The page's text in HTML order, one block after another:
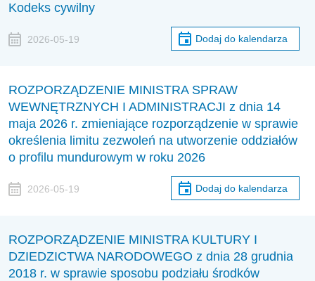
Kodeks cywilny
2026-05-19 Dodaj do kalendarza
ROZPORZĄDZENIE MINISTRA SPRAW
WEWNĘTRZNYCH I ADMINISTRACJI z dnia 14
maja 2026 r. zmieniające rozporządzenie w sprawie
określenia limitu zezwoleń na utworzenie oddziałów
o profilu mundurowym w roku 2026
2026-05-19 Dodaj do kalendarza
ROZPORZĄDZENIE MINISTRA KULTURY I
DZIEDZICTWA NARODOWEGO z dnia 28 grudnia
2018 r. w sprawie sposobu podziału środków